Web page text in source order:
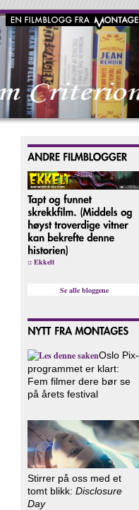
:: Ekkelt
Se alle bloggene
Oslo Pix-
programmet er klart:
Fem filmer dere bør se
på årets festival
Stirrer på oss med et
tomt blikk: Disclosure
Day